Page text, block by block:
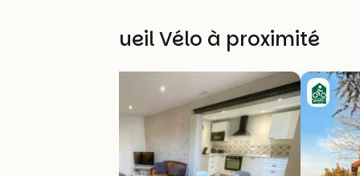
Autres Accueil Vélo à proximité